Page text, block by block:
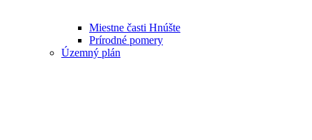
Miestne časti Hnúšte
Prírodné pomery
Územný plán